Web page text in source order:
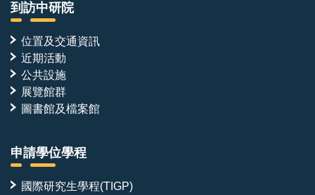
所
國
小
校
長
及
嘉
賓
合
到訪中研院
位置及交通資訊
近期活動
公共設施
展覽館群
圖書館及檔案館
申請學位學程
國際研究生學程(TIGP)